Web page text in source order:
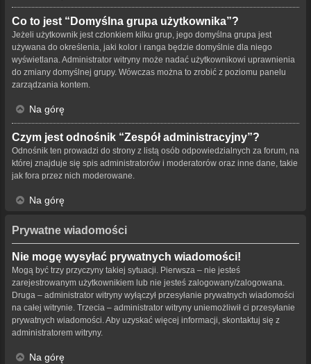
Co to jest “Domyślna grupa użytkownika”?
Jeżeli użytkownik jest członkiem kilku grup, jego domyślna grupa jest
używana do określenia, jaki kolor i ranga będzie domyślnie dla niego
wyświetlana. Administrator witryny może nadać użytkownikowi uprawnienia
do zmiany domyślnej grupy. Wówczas można to zrobić z poziomu panelu
zarządzania kontem.
Na górę
Czym jest odnośnik “Zespół administracyjny”?
Odnośnik ten prowadzi do strony z listą osób odpowiedzialnych za forum, na
której znajduje się spis administratorów i moderatorów oraz inne dane, takie
jak fora przez nich moderowane.
Na górę
Prywatne wiadomości
Nie mogę wysyłać prywatnych wiadomości!
Mogą być trzy przyczyny takiej sytuacji. Pierwsza – nie jesteś
zarejestrowanym użytkownikiem lub nie jesteś zalogowany/zalogowana.
Druga – administrator witryny wyłączył przesyłanie prywatnych wiadomości
na całej witrynie. Trzecia – administrator witryny uniemożliwił ci przesyłanie
prywatnych wiadomości. Aby uzyskać więcej informacji, skontaktuj się z
administratorem witryny.
Na górę